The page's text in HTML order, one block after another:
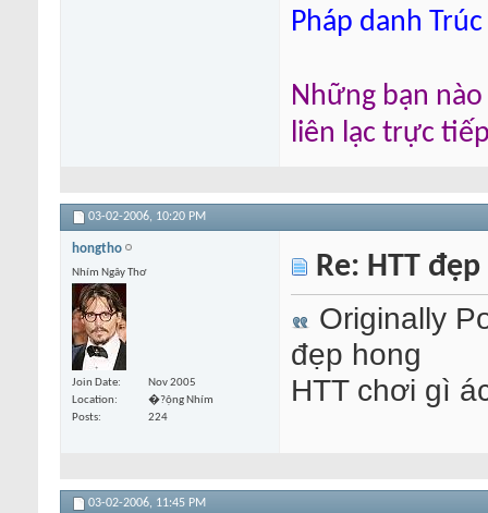
Pháp danh
Những bạn
liên lạc trực
03-02-2006, 10:20 PM
hongtho
Nhím Ngây Thơ
Join Date
Nov 2005
Location
�?ộng Nhím
Posts
224
Re: HTT
Originally
đẹp hong
HTT chơi gì
03-02-2006, 11:45 PM